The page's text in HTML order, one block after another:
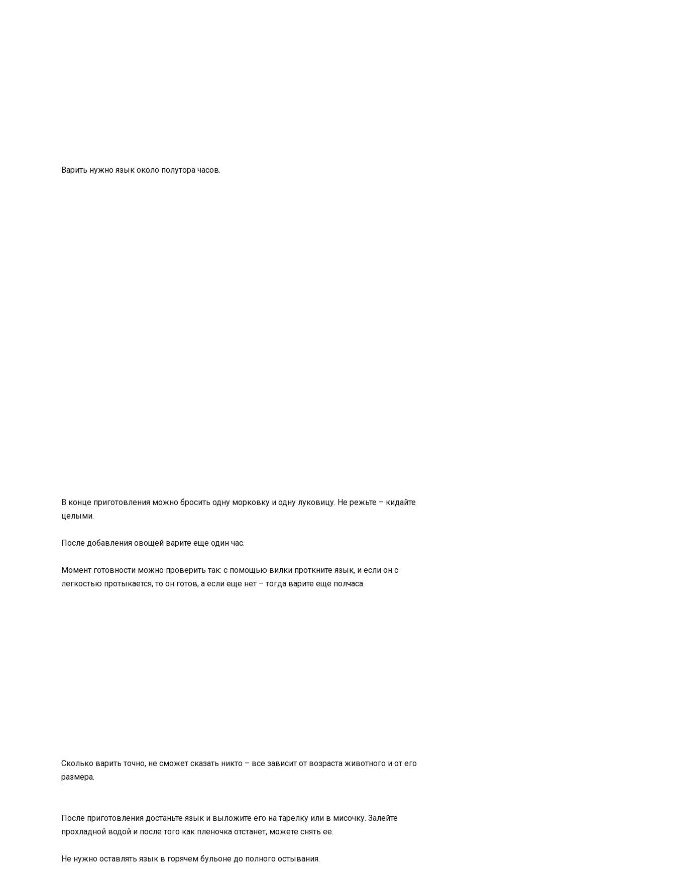
Варить нужно язык около полутора часов.
В конце приготовления можно бросить одну морковку и одну луковицу. Не режьте – кидайте
целыми.
После добавления овощей варите еще один час.
Момент готовности можно проверить так: с помощью вилки проткните язык, и если он с
легкостью протыкается, то он готов, а если еще нет – тогда варите еще полчаса.
Сколько варить точно, не сможет сказать никто – все зависит от возраста животного и от его
размера.
После приготовления достаньте язык и выложите его на тарелку или в мисочку. Залейте
прохладной водой и после того как пленочка отстанет, можете снять ее.
Не нужно оставлять язык в горячем бульоне до полного остывания.